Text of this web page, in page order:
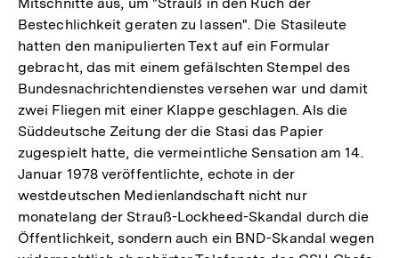
Bestechlichkeit geraten zu lassen". Die Stasileute
hatten den manipulierten Text auf ein Formular
gebracht, das mit einem gefälschten Stempel des
Bundesnachrichtendienstes versehen war und damit
zwei Fliegen mit einer Klappe geschlagen. Als die
Süddeutsche Zeitung der die Stasi das Papier
zugespielt hatte, die vermeintliche Sensation am 14.
Januar 1978 veröffentlichte, echote in der
westdeutschen Medienlandschaft nicht nur
monatelang der Strauß-Lockheed-Skandal durch die
Öffentlichkeit, sondern auch ein BND-Skandal wegen